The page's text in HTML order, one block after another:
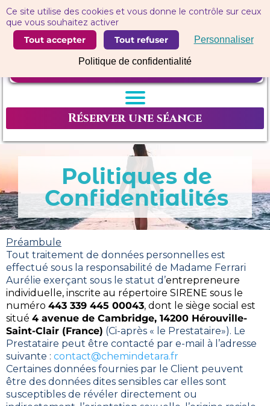
Ce site utilise des cookies et vous donne le contrôle sur ceux
que vous souhaitez activer
Tout accepter
Tout refuser Personnaliser
Politique de confidentialité
Réserver une séance
Politiques de
Confidentialités
Préambule
Tout traitement de données personnelles est
effectué sous la responsabilité de Madame Ferrari
Aurélie exerçant sous le statut d’entrepreneure
individuelle, inscrite au répertoire SIRENE sous le
numéro 443 339 445 00043, dont le siège social est
situé 4 avenue de Cambridge, 14200 Hérouville-
Saint-Clair (France) (Ci-après « le Prestataire»). Le
Prestataire peut être contacté par e-mail à l’adresse
suivante : contact@chemindetara.fr
Certaines données fournies par le Client peuvent
être des données dites sensibles car elles sont
susceptibles de révéler directement ou